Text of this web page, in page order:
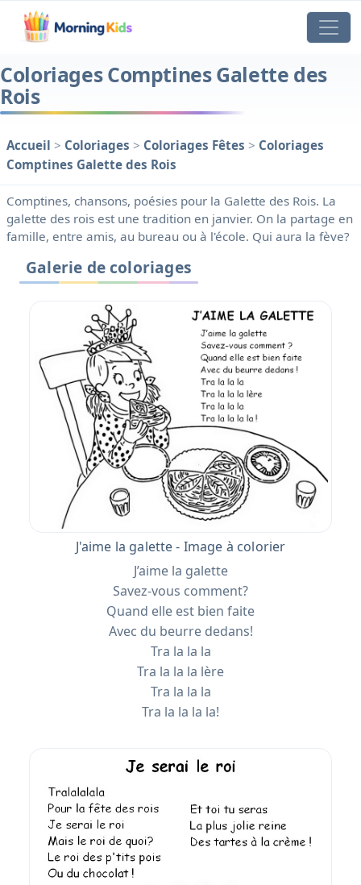
Coloriages Comptines Galette des
Rois
Accueil > Coloriages > Coloriages Fêtes > Coloriages
Comptines Galette des Rois
Comptines, chansons, poésies pour la Galette des Rois. La
galette des rois est une tradition en janvier. On la partage en
famille, entre amis, au bureau ou à l'école. Qui aura la fève?
Galerie de coloriages
J'aime la galette - Image à colorier
J’aime la galette
Savez-vous comment?
Quand elle est bien faite
Avec du beurre dedans!
Tra la la la
Tra la la la lère
Tra la la la
Tra la la la la!